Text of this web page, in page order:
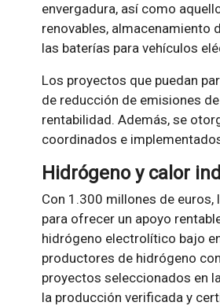
envergadura, así como
renovables, almacenamiento
las baterías para vehículos
Los proyectos que puedan
de reducción de emisiones
rentabilidad. Además, se
coordinados e
Hidrógeno y calor
Con 1.300 millones de euros,
para ofrecer un apoyo
hidrógeno electrolítico bajo
productores de hidrógeno
proyectos seleccionados en
la producción verificada y